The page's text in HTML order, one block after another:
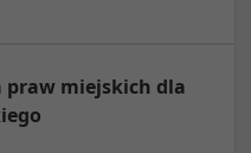
praw miejskich dla